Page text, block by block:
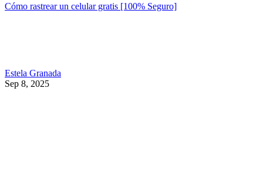
Cómo rastrear un celular gratis [100% Seguro]
Estela Granada
Sep 8, 2025